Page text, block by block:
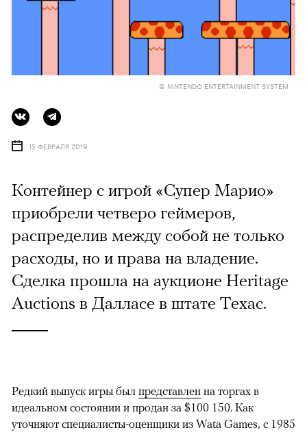
© NINTENDO ENTERTAINMENT SYSTEM
15 ФЕВРАЛЯ 2019
Контейнер с игрой «Супер Марио»
приобрели четверо геймеров,
распределив между собой не только
расходы, но и права на владение.
Сделка прошла на аукционе Heritage
Auctions в Далласе в штате Техас.
Редкий выпуск игры был представлен на торгах в
идеальном состоянии и продан за $100 150. Как
уточняют специалисты-оценщики из Wata Games, с 1985